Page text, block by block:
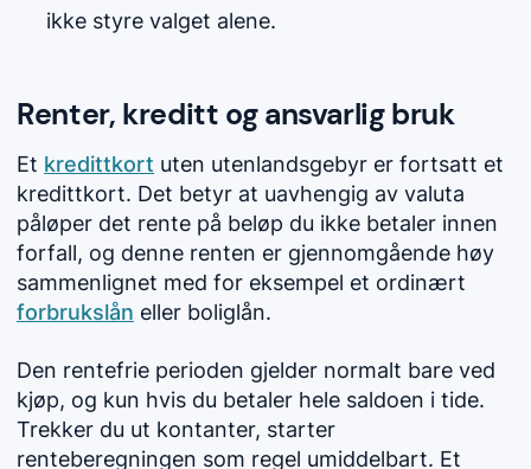
ikke styre valget alene.
Renter, kreditt og ansvarlig bruk
Et kredittkort uten utenlandsgebyr er fortsatt et
kredittkort. Det betyr at uavhengig av valuta
påløper det rente på beløp du ikke betaler innen
forfall, og denne renten er gjennomgående høy
sammenlignet med for eksempel et ordinært
forbrukslån eller boliglån.
Den rentefrie perioden gjelder normalt bare ved
kjøp, og kun hvis du betaler hele saldoen i tide.
Trekker du ut kontanter, starter
renteberegningen som regel umiddelbart. Et